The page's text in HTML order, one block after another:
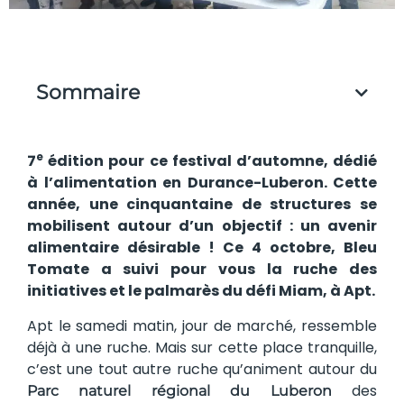
Sommaire
7e édition pour ce festival d’automne, dédié
à l’alimentation en Durance-Luberon. Cette
année, une cinquantaine de structures se
mobilisent autour d’un objectif : un avenir
alimentaire désirable ! Ce 4 octobre, Bleu
Tomate a suivi pour vous la ruche des
initiatives et le palmarès du défi Miam, à Apt.
Apt le samedi matin, jour de marché, ressemble
déjà à une ruche. Mais sur cette place tranquille,
c’est une tout autre ruche qu’animent autour du
Parc naturel régional du Luberon
des